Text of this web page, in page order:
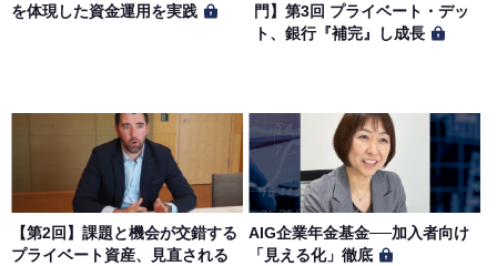
を体現した資金運用を実践
門】第3回 プライベート・デッ
ト、銀行『補完』し成長
【第2回】課題と機会が交錯する
プライベート資産、見直される
AIG企業年金基金──加入者向け
「見える化」徹底